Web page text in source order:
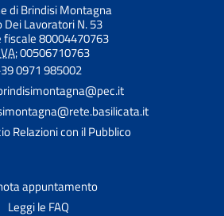
di Brindisi Montagna
Dei Lavoratori N. 53
fiscale 80004470763
00506710763
0971 985002
Relazioni con il Pubblico
appuntamento
Leggi le FAQ